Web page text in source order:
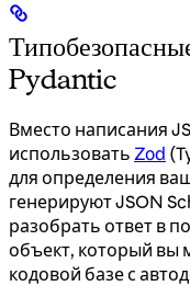
Pydantic
Вместо написания
использовать Zod
для определения
генерируют JSON
разобрать ответ в
объект, который вы
кодовой базе с